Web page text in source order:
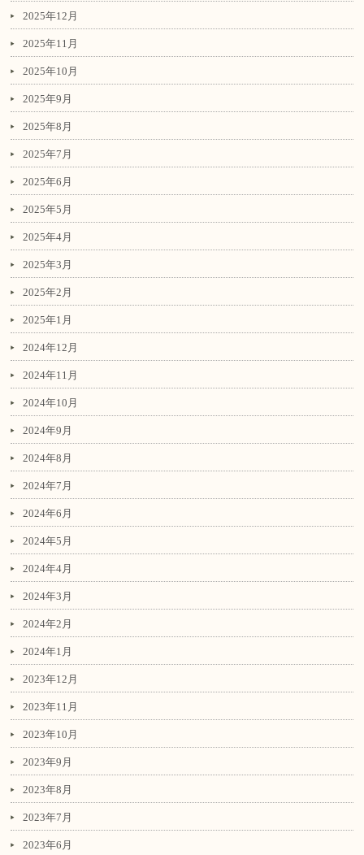
2025年12月
2025年11月
2025年10月
2025年9月
2025年8月
2025年7月
2025年6月
2025年5月
2025年4月
2025年3月
2025年2月
2025年1月
2024年12月
2024年11月
2024年10月
2024年9月
2024年8月
2024年7月
2024年6月
2024年5月
2024年4月
2024年3月
2024年2月
2024年1月
2023年12月
2023年11月
2023年10月
2023年9月
2023年8月
2023年7月
2023年6月